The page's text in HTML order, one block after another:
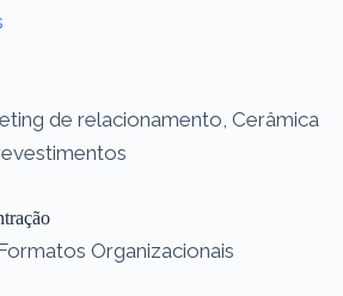
de relacionamento, Cerâmica
Organizacionais